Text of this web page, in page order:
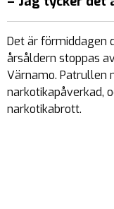
Det är förmiddagen
årsåldern stoppas
Värnamo. Patrullen
narkotikapåverkad,
narkotikabrott.